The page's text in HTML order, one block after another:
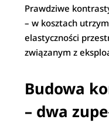
Prawdziwe
– w kosztach
elastyczności
związanym z
Budowa
– dwa